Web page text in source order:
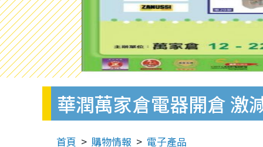
華潤萬家倉電器開倉 激
首頁 購物情報 電子產品